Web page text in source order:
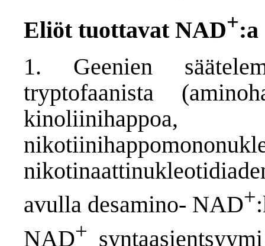
Eliöt tuottavat NAD+
1. Geenien
tryptofaanista
avulla desamino- NAD+
NAD+